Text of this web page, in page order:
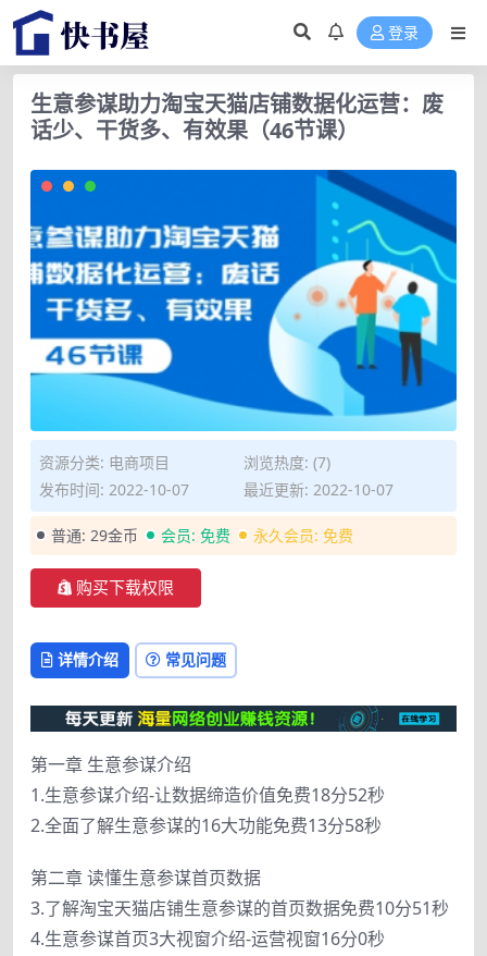
登录
生意参谋助力淘宝天猫店铺数据化运营：废
话少、干货多、有效果（46节课）
资源分类: 电商项目
浏览热度: (7)
发布时间: 2022-10-07
最近更新: 2022-10-07
普通: 29金币 会员: 免费 永久会员: 免费
购买下载权限
详情介绍 常见问题
第一章 生意参谋介绍
1.生意参谋介绍-让数据缔造价值免费18分52秒
2.全面了解生意参谋的16大功能免费13分58秒
第二章 读懂生意参谋首页数据
3.了解淘宝天猫店铺生意参谋的首页数据免费10分51秒
4.生意参谋首页3大视窗介绍-运营视窗16分0秒